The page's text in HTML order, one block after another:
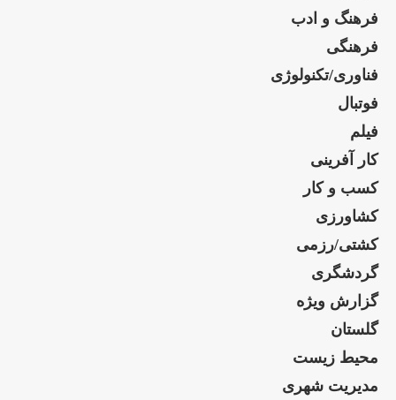
فرهنگ و ادب
فرهنگی
فناوری/تکنولوژی
فوتبال
فیلم
کار آفرینی
کسب و کار
کشاورزی
کشتی/رزمی
گردشگری
گزارش ویژه
گلستان
محیط زیست
مدیریت شهری